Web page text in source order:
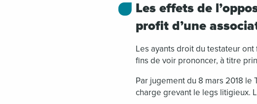
Les effets de
profit d’une
Les ayants droit du testateur
fins de voir prononcer, à titre
Par jugement du 8 mars 2018
charge grevant le legs litigieux.